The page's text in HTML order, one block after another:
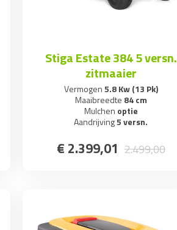
Stiga Estate 384 5 versn.
zitmaaier
Vermogen5.8 Kw (13 Pk)
Maaibreedte 84 cm
Mulchen optie
Aandrijving5 versn.
€ 2.399,01 2.499,00